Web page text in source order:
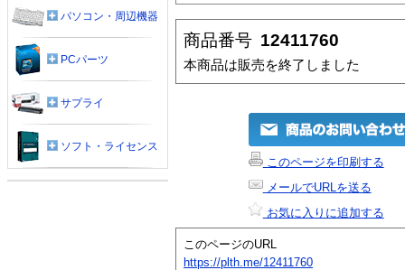
商品番号 12411760
本商品は販売を終了しました
このページを印刷する
メールでURLを送る
お気に入りに追加する
このページのURL
https://plth.me/12411760
パソコン・周辺機器
PCパーツ
サプライ
ソフト・ライセンス